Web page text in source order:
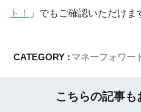
ト！
」でもご確認いただけま
CATEGORY : マネーフォワー
こちらの記事も